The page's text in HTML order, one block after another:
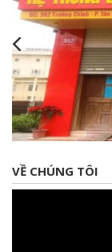
VỀ CHÚNG TÔI